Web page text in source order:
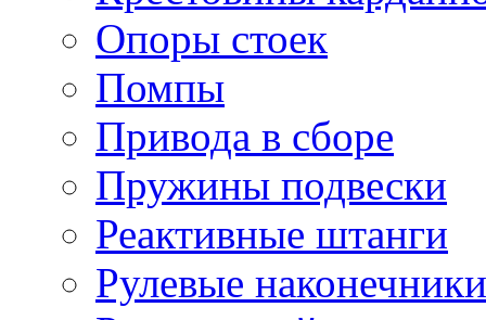
Опоры стоек
Помпы
Привода в сборе
Пружины подвески
Реактивные штанги
Рулевые наконечники